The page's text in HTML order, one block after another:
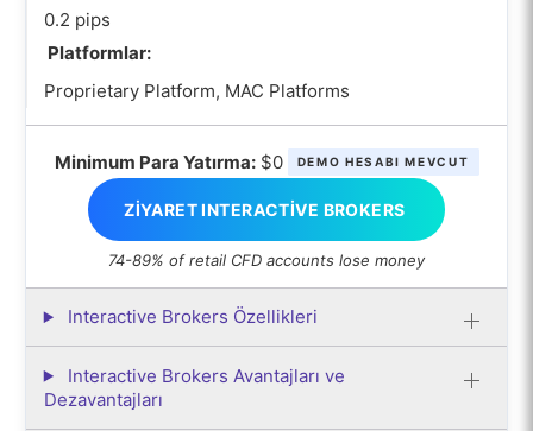
0.2 pips
Platformlar:
Proprietary Platform, MAC Platforms
Minimum Para Yatırma:$0 DEMO HESABI MEVCUT
ZIYARET INTERACTIVE BROKERS
74-89% of retail CFD accounts lose money
Interactive Brokers Özellikleri
Interactive Brokers Avantajları ve
Dezavantajları